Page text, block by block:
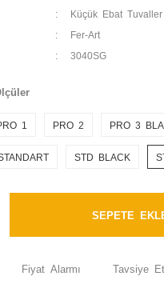
Küçük Ebat Tuvaller
Fer-Art
3040SG
1 PRO 2 PRO 3
STD BLACK
SEPETE
Fiyat Alarmı Tavsiye Et